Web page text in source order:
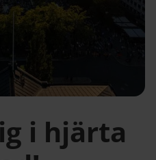
i hjärta